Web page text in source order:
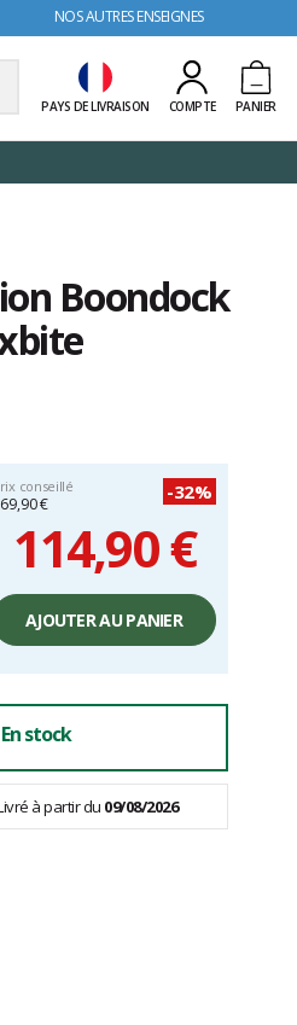
NOS AUTRES ENSEIGNES
PAYS DE LIVRAISON COMPTE PANIER
Boondock
conseillé
€
-32%
114,90 €
frais
AJOUTER AU PANIER
En stock
à partir du 09/08/2026